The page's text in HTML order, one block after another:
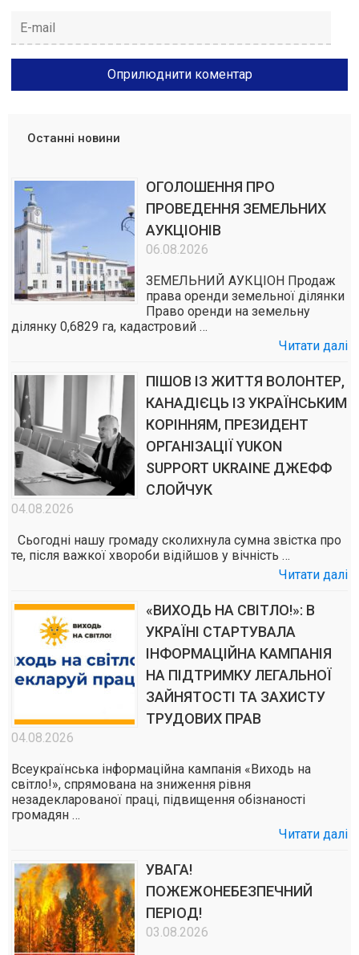
Останні новини
ОГОЛОШЕННЯ ПРО
ПРОВЕДЕННЯ ЗЕМЕЛЬНИХ
АУКЦІОНІВ
06.08.2026
ЗЕМЕЛЬНИЙ АУКЦІОН Продаж
права оренди земельної ділянки
Право оренди на земельну
ділянку 0,6829 га, кадастровий …
Читати далі
ПІШОВ ІЗ ЖИТТЯ ВОЛОНТЕР,
КАНАДІЄЦЬ ІЗ УКРАЇНСЬКИМ
КОРІННЯМ, ПРЕЗИДЕНТ
ОРГАНІЗАЦІЇ YUKON
SUPPORT UKRAINE ДЖЕФФ
СЛОЙЧУК
04.08.2026
Сьогодні нашу громаду сколихнула сумна звістка про
те, після важкої хвороби відійшов у вічність …
Читати далі
«ВИХОДЬ НА СВІТЛО!»: В
УКРАЇНІ СТАРТУВАЛА
ІНФОРМАЦІЙНА КАМПАНІЯ
НА ПІДТРИМКУ ЛЕГАЛЬНОЇ
ЗАЙНЯТОСТІ ТА ЗАХИСТУ
ТРУДОВИХ ПРАВ
04.08.2026
Всеукраїнська інформаційна кампанія «Виходь на
світло!», спрямована на зниження рівня
незадекларованої праці, підвищення обізнаності
громадян …
Читати далі
УВАГА!
ПОЖЕЖОНЕБЕЗПЕЧНИЙ
ПЕРІОД!
03.08.2026